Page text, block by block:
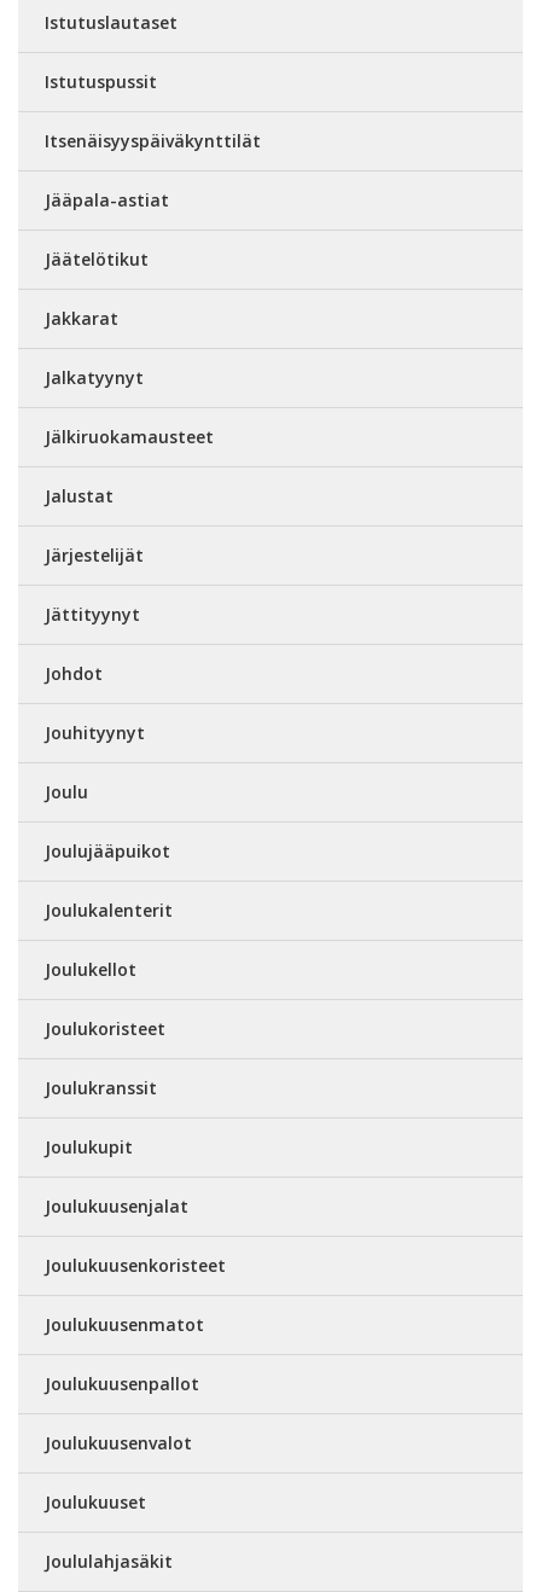
Istutuslautaset
Istutuspussit
Itsenäisyyspäiväkynttilät
Jääpala-astiat
Jäätelötikut
Jakkarat
Jalkatyynyt
Jälkiruokamausteet
Jalustat
Järjestelijät
Jättityynyt
Johdot
Jouhityynyt
Joulu
Joulujääpuikot
Joulukalenterit
Joulukellot
Joulukoristeet
Joulukranssit
Joulukupit
Joulukuusenjalat
Joulukuusenkoristeet
Joulukuusenmatot
Joulukuusenpallot
Joulukuusenvalot
Joulukuuset
Joululahjasäkit